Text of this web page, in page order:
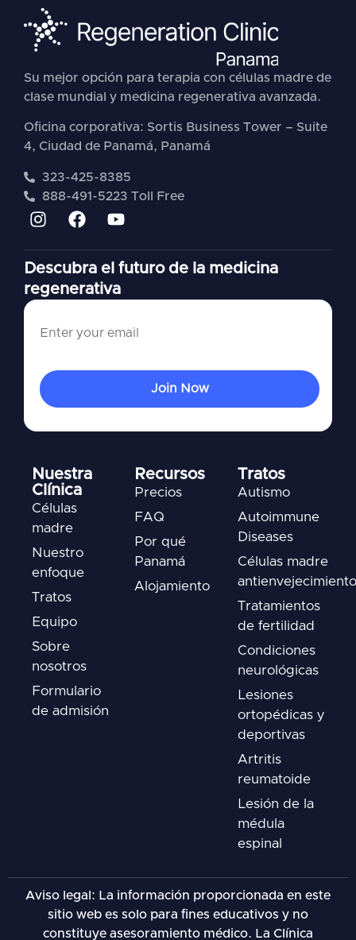
Su mejor opción para terapia con células madre de
clase mundial y medicina regenerativa avanzada.
Oficina corporativa: Sortis Business Tower – Suite
4, Ciudad de Panamá, Panamá
323-425-8385
888-491-5223 Toll Free
Descubra el futuro de la medicina
regenerativa
Nuestra
Clínica
Células
madre
Nuestro
enfoque
Tratos
Equipo
Sobre
nosotros
Formulario
de admisión
Recursos
Precios
FAQ
Por qué
Panamá
Alojamiento
Tratos
Autismo
Autoimmune
Diseases
Células madre
antienvejecimiento
Tratamientos
de fertilidad
Condiciones
neurológicas
Lesiones
ortopédicas y
deportivas
Artritis
reumatoide
Lesión de la
médula
espinal
Aviso legal: La información proporcionada en este
sitio web es solo para fines educativos y no
constituye asesoramiento médico. La Clínica